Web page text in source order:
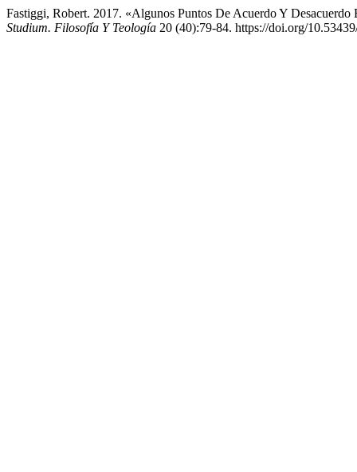
Fastiggi, Robert. 2017. «Algunos Puntos De Acuerdo Y
Studium. Filosofía Y Teología 20 (40):79-84. https://doi.org/